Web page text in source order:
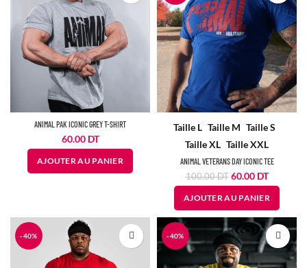
ANIMAL PAK ICONIC GREY T-SHIRT
60.00DT
AJOUTER AU PANIER
Taille L Taille M Taille S
Taille XL Taille XXL
ANIMAL VETERANS DAY ICONIC TEE
100.00DT Le
prix
initial
était :
100.00
DT.
60.00DTLe
prix
actuel
est :
60.00
DT.
AJOUTER AU PANIER
-40% -40%